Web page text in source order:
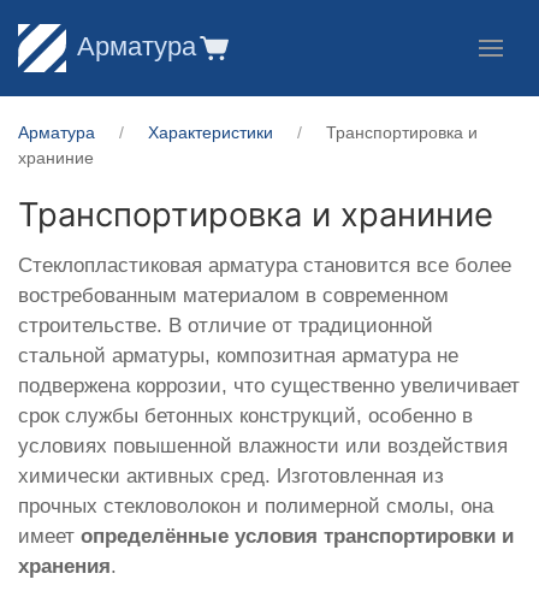
Арматура
Арматура Характеристики
Транспортировка и
храниние
Транспортировка и храниние
Стеклопластиковая арматура становится все более
востребованным материалом в современном
строительстве. В отличие от традиционной
стальной арматуры, композитная арматура не
подвержена коррозии, что существенно увеличивает
срок службы бетонных конструкций, особенно в
условиях повышенной влажности или воздействия
химически активных сред. Изготовленная из
прочных стекловолокон и полимерной смолы, она
имеет определённые условия транспортировки и
хранения.